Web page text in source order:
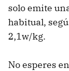
solo emite
habitual,
2,1w/kg.
No esperes